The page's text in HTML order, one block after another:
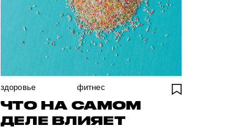
здоровье фитнес
ЧТО НА САМОМ
ДЕЛЕ ВЛИЯЕТ